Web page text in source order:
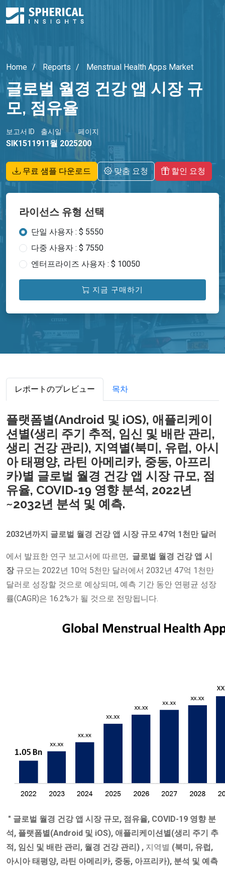
Home Reports Menstrual Health Apps Market
글로벌 월경 건강 앱 시장 규
모, 점유율
보고서 ID
SIK15119
출시일
11월 2025
페이지
200
무료 샘플 다운로드 맞춤 요청 할인 요청
라이선스 유형 선택
단일 사용자 : $ 5550
다중 사용자 : $ 7550
엔터프라이즈 사용자 : $ 10050
지금 구매하기
レポートのプレビュー 목차
플랫폼별(Android 및 iOS), 애플리케이
션별(생리 주기 추적, 임신 및 배란 관리,
생리 건강 관리), 지역별(북미, 유럽, 아시
아 태평양, 라틴 아메리카, 중동, 아프리
카)별 글로벌 월경 건강 앱 시장 규모, 점
유율, COVID-19 영향 분석, 2022년
~2032년 분석 및 예측.
2032년까지 글로벌 월경 건강 앱 시장 규모 47억 1천만 달러
에서 발표한 연구 보고서에 따르면, 글로벌 월경 건강 앱 시
장규모는 2022년 10억 5천만 달러에서 2032년 47억 1천만
달러로 성장할 것으로 예상되며, 예측 기간 동안 연평균 성장
률(CAGR)은 16.2%가 될 것으로 전망됩니다.
" 글로벌 월경 건강 앱 시장 규모, 점유율, COVID-19 영향 분
석, 플랫폼별(Android 및 iOS), 애플리케이션별(생리 주기 추
적, 임신 및 배란 관리, 월경 건강 관리) , 지역별 (북미, 유럽,
아시아 태평양, 라틴 아메리카, 중동, 아프리카), 분석 및 예측